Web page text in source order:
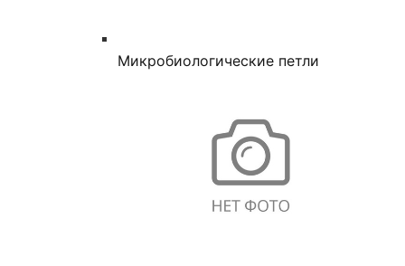
Микробиологические петли